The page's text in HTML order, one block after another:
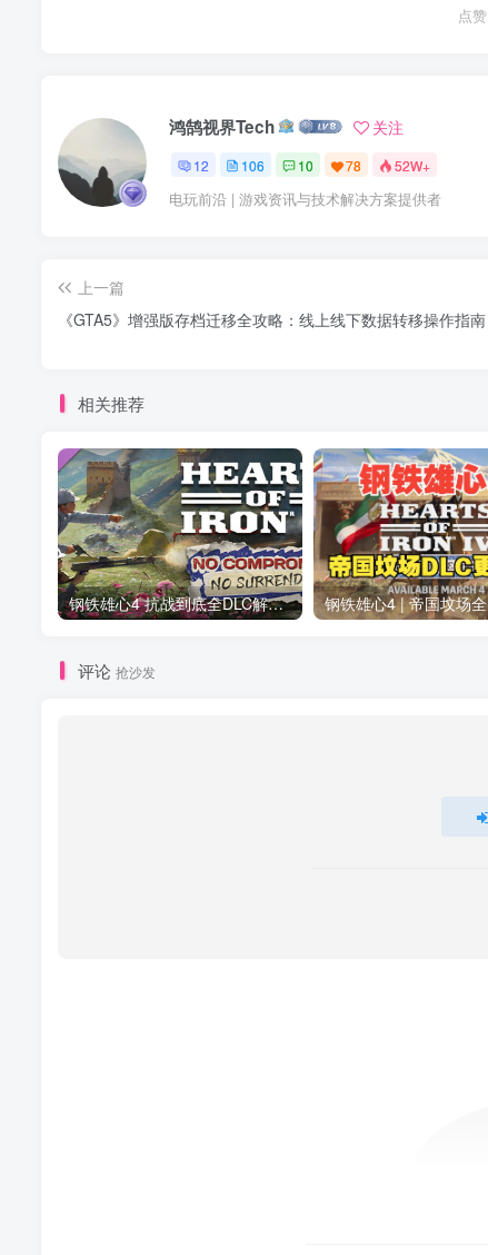
点赞
鸿鹄视界Tech 关注
12 106 10 78 52W+
电玩前沿 | 游戏资讯与技术解决方案提供者
上一篇
《GTA5》增强版存档迁移全攻略：线上线下数据转移操作指南
相关推荐
钢铁雄心4 抗战到底全DLC解锁补丁免费分享 1.17最新版2025
评论 抢沙发